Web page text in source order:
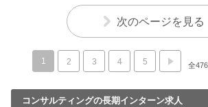
次のページを見る
1 2 3 4 5 全
コンサルティングの長期インターン求人